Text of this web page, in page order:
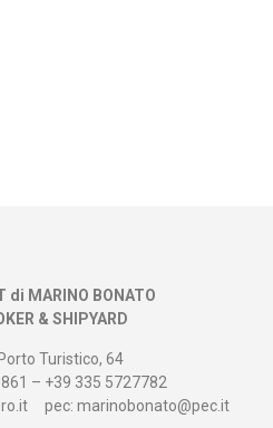
di MARINO BONATO
& SHIPYARD
Turistico, 64
– +39 335 5727782
pec: marinobonato@pec.it